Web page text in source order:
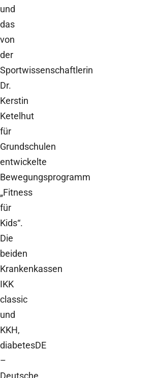
und
das
von
der
Sportwissenschaftlerin
Dr.
Kerstin
Ketelhut
für
Grundschulen
entwickelte
Bewegungsprogramm
„Fitness
für
Kids“.
Die
beiden
Krankenkassen
IKK
classic
und
KKH,
diabetesDE
–
Deutsche